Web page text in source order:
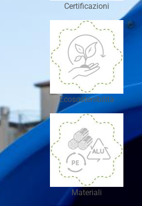
Certificazioni
Ecosostenibilità
Materiali